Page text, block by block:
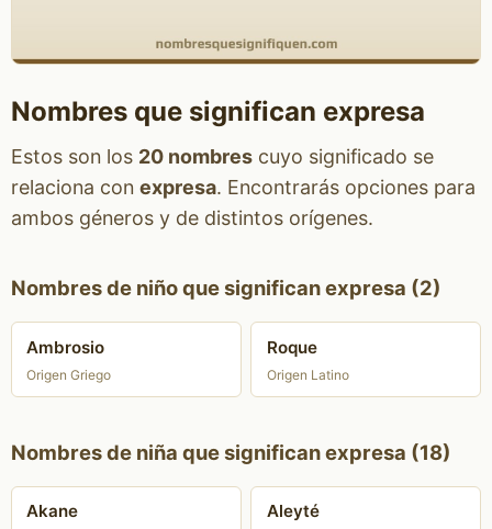
Nombres que significan expresa
Estos son los 20 nombrescuyo significado se
relaciona con expresa. Encontrarás opciones para
ambos géneros y de distintos orígenes.
Nombres de niño que significan expresa (2)
Ambrosio
Origen Griego
Roque
Origen Latino
Nombres de niña que significan expresa (18)
Akane Aleyté